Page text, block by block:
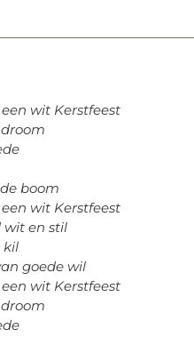
wit Kerstfeest
boom
wit Kerstfeest
wit en stil
kil
goede wil
wit Kerstfeest